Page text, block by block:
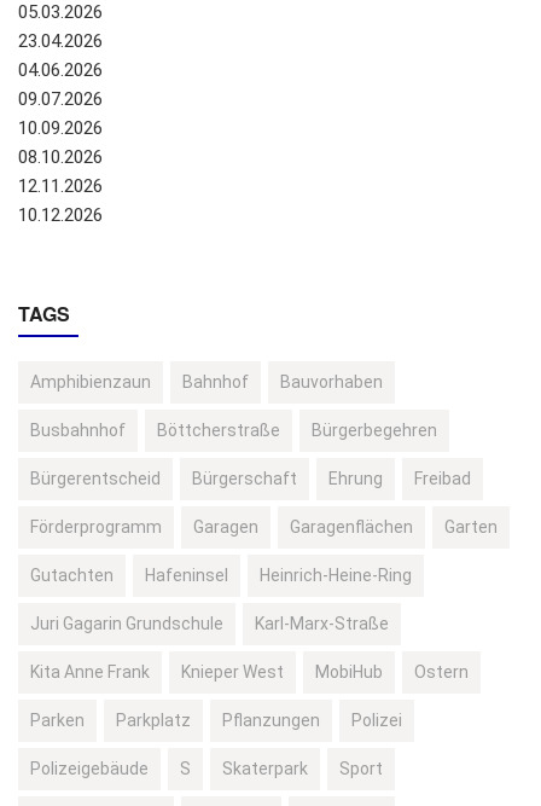
05.03.2026
23.04.2026
04.06.2026
09.07.2026
10.09.2026
08.10.2026
12.11.2026
10.12.2026
TAGS
Amphibienzaun Bahnhof Bauvorhaben
Busbahnhof Böttcherstraße Bürgerbegehren
Bürgerentscheid Bürgerschaft Ehrung Freibad
Förderprogramm Garagen Garagenflächen Garten
Gutachten Hafeninsel Heinrich-Heine-Ring
Juri Gagarin Grundschule Karl-Marx-Straße
Kita Anne Frank Knieper West MobiHub Ostern
Parken Parkplatz Pflanzungen Polizei
Polizeigebäude S Skaterpark Sport